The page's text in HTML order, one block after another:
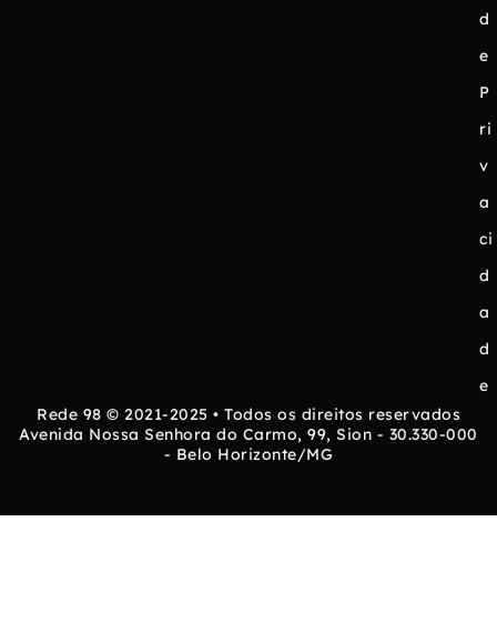
d
e
P
ri
v
a
ci
d
a
d
e
Rede 98 © 2021-2025 • Todos os direitos reservados
Avenida Nossa Senhora do Carmo, 99, Sion - 30.330-000
- Belo Horizonte/MG